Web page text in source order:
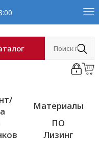
Материалы
ПО
Лизинг